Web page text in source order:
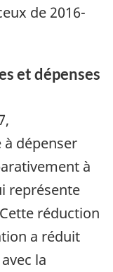
de 2016-
et dépenses
dépenser
à
représente
réduction
a réduit
la